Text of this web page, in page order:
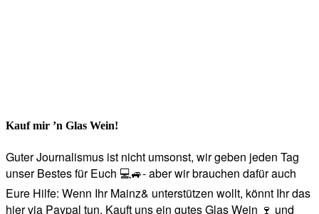
Kauf mir ’n Glas Wein!
Guter Journalismus ist nicht umsonst, wir geben jeden Tag
unser Bestes für Euch 💻🚙- aber wir brauchen dafür auch
Eure Hilfe: Wenn Ihr Mainz& unterstützen wollt, könnt Ihr das
hier via Paypal tun. Kauft uns ein gutes Glas Wein 🍷 und